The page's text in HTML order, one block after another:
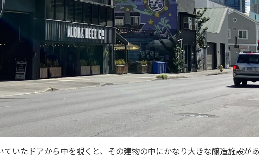
ていたドアから中を覗くと、その建物の中にかなり大きな醸造施設があ